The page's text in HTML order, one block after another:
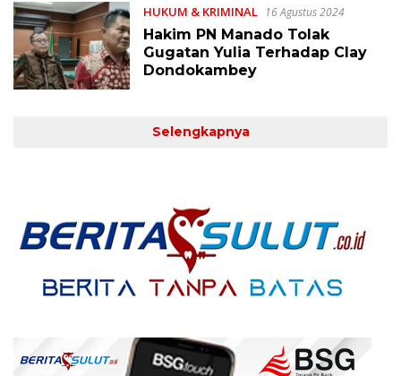
HUKUM & KRIMINAL 16 Agustus 2024
Hakim PN Manado Tolak
Gugatan Yulia Terhadap Clay
Dondokambey
Selengkapnya